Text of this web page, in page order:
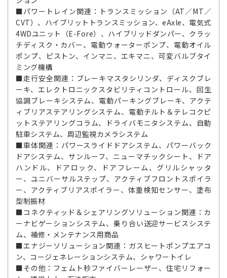
■パワートレイン関連：トランスミッション（AT／MT／
CVT）、ハイブリットトランスミッション、eAxle、電気式
4WDユニット（E-Fore）、ハイブリッドダンパー、クラッ
チディスク・カバー、電動ウォーターポンプ、電動オイル
ポンプ、ピストン、インマニ、エキマニ、可変バルブタイ
ミング機構
■走行安全関連：ブレーキマスタシリンダ、ディスクブレ
ーキ、エレクトロニックスタビリティコントロール、回生
協調ブレーキシステム、電動パーキングブレーキ、アクテ
ィブリアステアリングシステム、電動チルト＆テレコクピ
ットステアリングコラム、ドライバモニタシステム、自動
駐車システム、周辺監視カメラシステム
■車体関連：パワースライドドアシステム、パワーバック
ドアシステム、サンルーフ、ニューマチックシート、ドア
ハンドル、ドアロック、ドアフレーム、グリルシャッタ
ー、ユニバーサルステップ、アクティブフロントスポイラ
ー、アクティブリアスポイラー、体重検知センサー、塗布
型制振材
■コネクティッド＆シェアリングソリューション関連：カ
ーナビゲーションシステム、乗り合い送迎サービスシステ
ム、補修・メンテナンス用商品
■エナジーソリューション関連：ガスヒートポンプエアコ
ン、コージェネレーションシステム、シャワートイレ
■その他：フェムト秒ファイバーレーザー、住宅リフォー